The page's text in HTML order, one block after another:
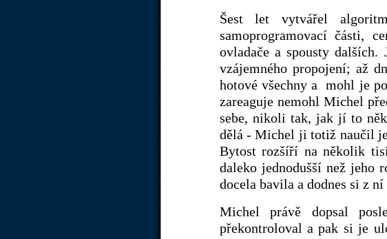
Šest let vytvářel
samoprogramovací části,
ovladače a spousty dalších.
vzájemného propojení; až
hotové všechny a mohl je
zareaguje nemohl Michel
sebe, nikoli tak, jak jí to
dělá - Michel ji totiž naučil
Bytost rozšíří na několik
daleko jednodušší než jeho
docela bavila a dodnes si z
Michel právě dopsal
překontroloval a pak si je